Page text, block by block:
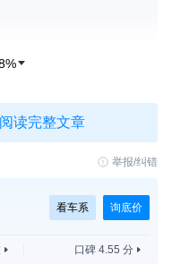
元入门版车型60km
系标配的配置。外观
灯+LED日行灯、自
配备18英寸铝合金轮
%
读完整文章
举报/纠错
看车系 询底价
口碑 4.55 分